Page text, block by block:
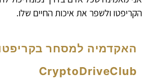
הקריפטו ולשפר את איכות החיים שלו.
האקדמיה למסחר
CryptoDriveClub